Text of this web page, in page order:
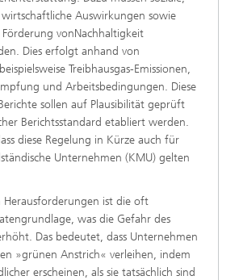
Auswirkungen sowie
vonNachhaltigkeit
Dies erfolgt anhand von
Treibhausgas-Emissionen,
und Arbeitsbedingungen. Diese
sollen auf Plausibilität geprüft
Berichtsstandard etabliert werden.
diese Regelung in Kürze auch für
Unternehmen (KMU) gelten
Herausforderungen ist die oft
was die Gefahr des
Das bedeutet, dass Unternehmen
»grünen Anstrich« verleihen, indem
erscheinen, als sie tatsächlich sind